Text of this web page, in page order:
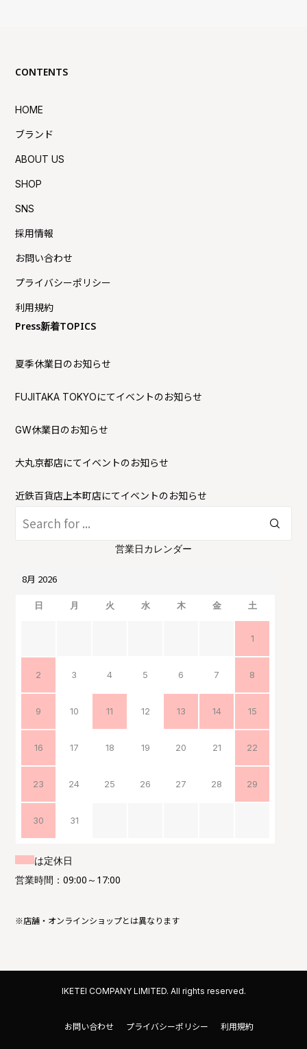
CONTENTS
HOME
ブランド
ABOUT US
SHOP
SNS
採用情報
お問い合わせ
プライバシーポリシー
利用規約
Press新着TOPICS
夏季休業日のお知らせ
FUJITAKA TOKYOにてイベントのお知らせ
GW休業日のお知らせ
大丸京都店にてイベントのお知らせ
近鉄百貨店上本町店にてイベントのお知らせ
営業日カレンダー
日 月 火 水 木 金 土
1
2 3 4 5 6 7 8
9 10 11 12 13 14 15
16 17 18 19 20 21 22
23 24 25 26 27 28 29
30 31
は定休日
営業時間：09:00～17:00
※店舗・オンラインショップとは異なります
IKETEI COMPANY LIMITED. All rights reserved.
お問い合わせ プライバシーポリシー 利用規約